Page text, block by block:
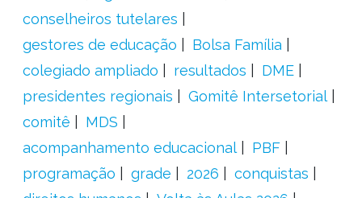
conselheiros tutelares
gestores de educação
Bolsa Família
colegiado ampliado
resultados
DME
presidentes regionais
Gomitê Intersetorial
comitê
MDS
acompanhamento educacional
PBF
programação
grade 2026
conquistas